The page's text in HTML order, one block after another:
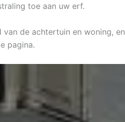
toe aan uw erf.
de achtertuin en woning, en
pagina.